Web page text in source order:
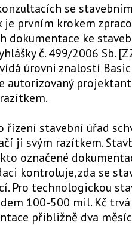
se
je prvním krokem
dokumentace ke
č. 499/2006 Sb.
úrovni znalostí Basic
autorizovaný
řízení stavební úřad
ji svým razítkem.
označené
kontroluje, zda se
Pro technologickou
100-500 mil. Kč
přibližně dva